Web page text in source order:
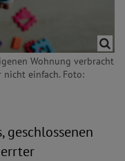
Wohnung verbracht
einfach. Foto:
geschlossenen